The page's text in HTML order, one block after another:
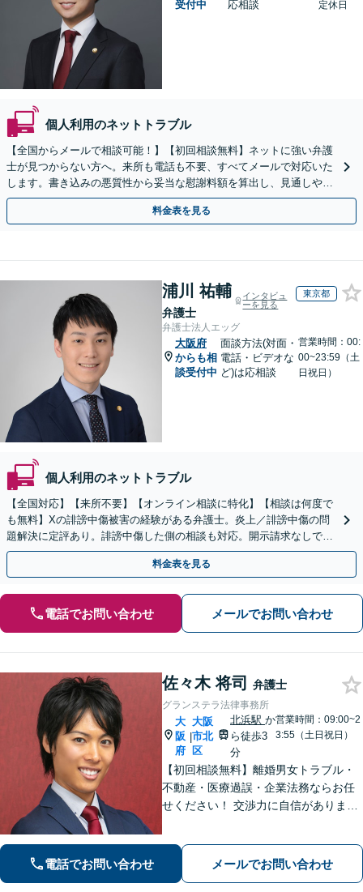
受付中
応相談
定休日
個人利用のネットトラブル
【全国からメールで相談可能！】【初回相談無料】ネットに強い弁護
士が見つからない方へ。来所も電話も不要、すべてメールで対応いた
します。書き込みの悪質性から妥当な慰謝料額を算出し、見通しや費
用面のリスクも包み隠さずお伝えしサポートします。
料金表を見る
浦川 祐輔
弁護士
インタビュ
ーを見る
東京都
弁護士法人エッグ
大阪府
からも相
談受付中
面談方法(対面・
電話・ビデオな
ど)は応相談
営業時間：00:
00~23:59（土
日祝日）
個人利用のネットトラブル
【全国対応】【来所不要】【オンライン相談に特化】【相談は何度で
も無料】Xの誹謗中傷被害の経験がある弁護士。炎上／誹謗中傷の問
題解決に定評あり。誹謗中傷した側の相談も対応。開示請求なしで本
人の特定ができる場合もあり。
料金表を見る
電話でお問い合わせ メールでお問い合わせ
佐々木 将司 弁護士
グランステラ法律事務所
大
阪
府
|
大阪
市北
区
北浜駅か
ら徒歩3
分
営業時間：09:00~2
3:55（土日祝日）
【初回相談無料】離婚男女トラブル・
不動産・医療過誤・企業法務ならお任
せください！ 交渉力に自信がありま
休日・夜間面談可】
電話でお問い合わせ メールでお問い合わせ